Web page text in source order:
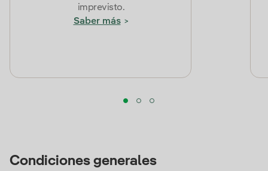
imprevisto.
Saber más>
Condiciones generales